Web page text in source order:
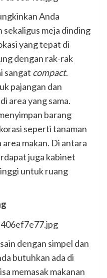
Anda
sekaligus meja dinding
yang tepat di
dengan rak-rak
sangat compact.
pajangan dan
area yang sama.
barang
seperti tanaman
makan. Di antara
juga kabinet
untuk ruang
dengan simpel dan
butuhkan ada di
memasak makanan